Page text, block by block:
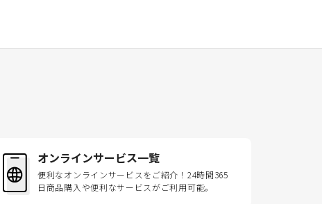
オンラインサービス一覧
便利なオンラインサービスをご紹介！24時間365
日商品購入や便利なサービスがご利用可能。